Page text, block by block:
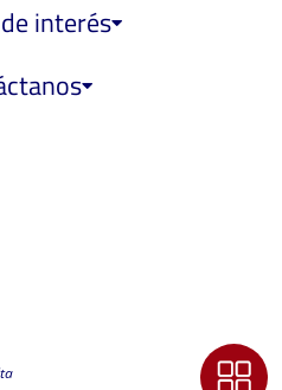
interés